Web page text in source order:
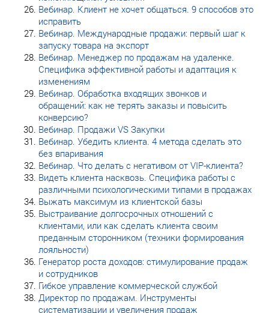
Вебинар. Клиент не хочет общаться. 9 способов это
исправить
Вебинар. Международные продажи: первый шаг к
запуску товара на экспорт
Вебинар. Менеджер по продажам на удаленке.
Специфика эффективной работы и адаптация к
изменениям
Вебинар. Обработка входящих звонков и
обращений: как не терять заказы и повысить
конверсию?
Вебинар. Продажи VS Закупки
Вебинар. Убедить клиента. 4 метода сделать это
без впаривания
Вебинар. Что делать с негативом от VIP-клиента?
Видеть клиента насквозь. Специфика работы с
различными психологическими типами в продажах
Выжать максимум из клиентской базы
Выстраивание долгосрочных отношений с
клиентами, или как сделать клиента своим
преданным сторонником (техники формирования
лояльности)
Генератор роста доходов: стимулирование продаж
и сотрудников
Гибкое управление коммерческой службой
Директор по продажам. Инструменты
систематизации и увеличения продаж